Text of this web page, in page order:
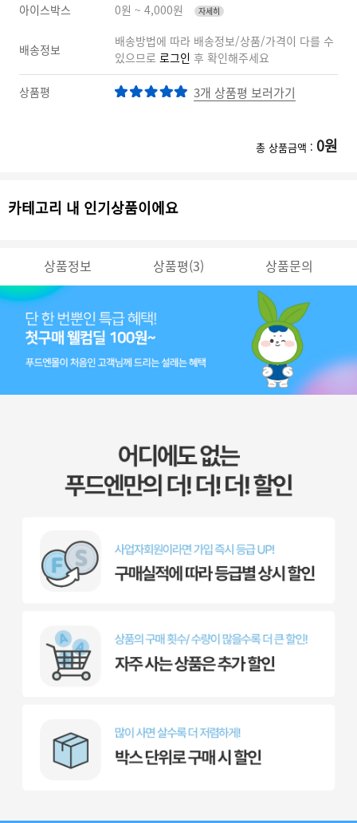
아이스박스
0원 ~ 4,000원 자세히
배송정보
배송방법에 따라 배송정보/상품/가격이 다를 수
있으므로 로그인 후 확인해주세요
상품평 3개 상품평 보러가기
총 상품금액 : 0원
카테고리 내 인기상품이에요
상품정보 상품평(3) 상품문의